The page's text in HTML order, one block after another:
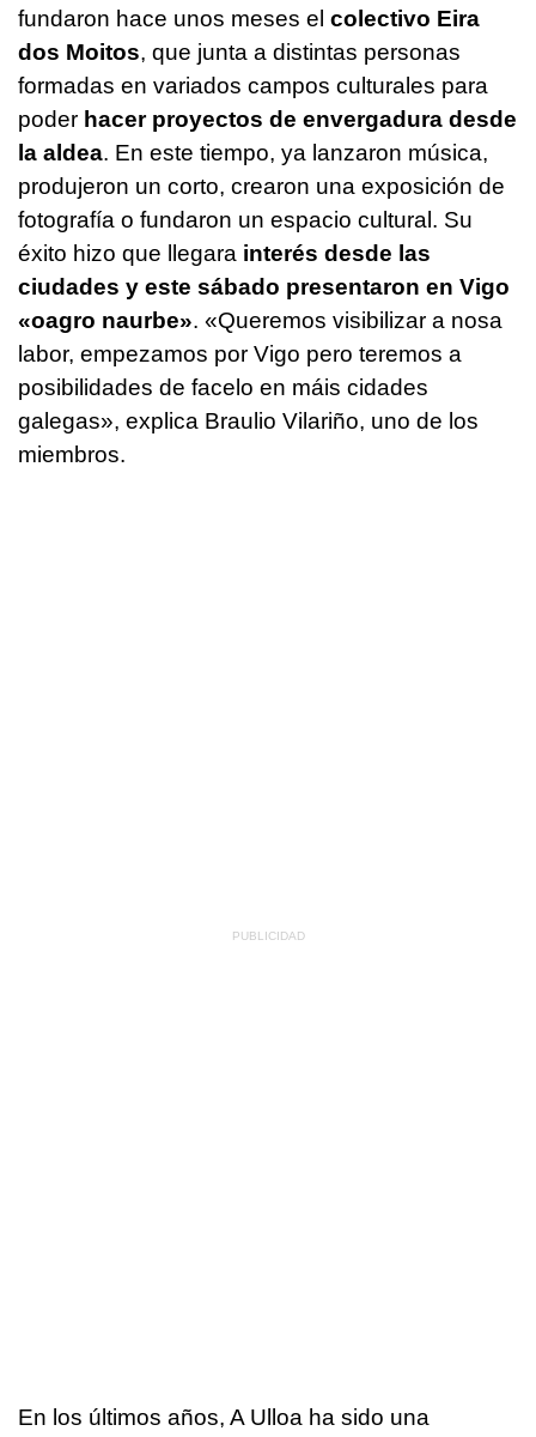
fundaron hace unos meses el colectivo Eira
dos Moitos, que junta a distintas personas
formadas en variados campos culturales para
poder hacer proyectos de envergadura desde
la aldea. En este tiempo, ya lanzaron música,
produjeron un corto, crearon una exposición de
fotografía o fundaron un espacio cultural. Su
éxito hizo que llegara interés desde las
ciudades y este sábado presentaron en Vigo
«oagro naurbe». «Queremos visibilizar a nosa
labor, empezamos por Vigo pero teremos a
posibilidades de facelo en máis cidades
galegas», explica Braulio Vilariño, uno de los
miembros.
En los últimos años, A Ulloa ha sido una